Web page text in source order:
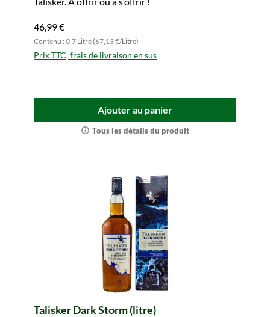
46,99 €
Contenu : 0.7 Litre (67,13 €/Litre)
Prix TTC, frais de livraison en sus
Ajouter au panier
Tous les détails du produit
Talisker Dark Storm (litre)